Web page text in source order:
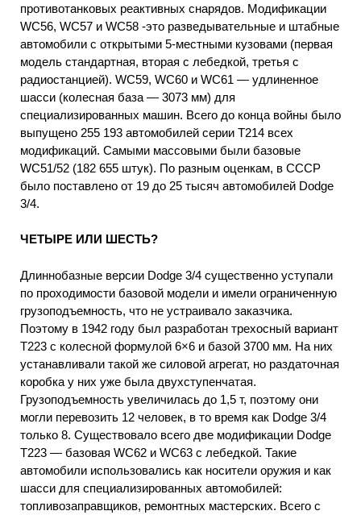
противотанковых реактивных снарядов. Модификации
WC56, WC57 и WC58 -это разведывательные и штабные
автомобили с открытыми 5-местными кузовами (первая
модель стандартная, вторая с лебедкой, третья с
радиостанцией). WC59, WC60 и WC61 — удлиненное
шасси (колесная база — 3073 мм) для
специализированных машин. Всего до конца войны было
выпущено 255 193 автомобилей серии Т214 всех
модификаций. Самыми массовыми были базовые
WC51/52 (182 655 штук). По разным оценкам, в СССР
было поставлено от 19 до 25 тысяч автомобилей Dodge
3/4.
ЧЕТЫРЕ ИЛИ ШЕСТЬ?
Длиннобазные версии Dodge 3/4 существенно уступали
по проходимости базовой модели и имели ограниченную
грузоподъемность, что не устраивало заказчика.
Поэтому в 1942 году был разработан трехосный вариант
Т223 с колесной формулой 6×6 и базой 3700 мм. На них
устанавливали такой же силовой агрегат, но раздаточная
коробка у них уже была двухступенчатая.
Грузоподъемность увеличилась до 1,5 т, поэтому они
могли перевозить 12 человек, в то время как Dodge 3/4
только 8. Существовало всего две модификации Dodge
Т223 — базовая WC62 и WC63 с лебедкой. Такие
автомобили использовались как носители оружия и как
шасси для специализированных автомобилей:
топливозаправщиков, ремонтных мастерских. Всего с